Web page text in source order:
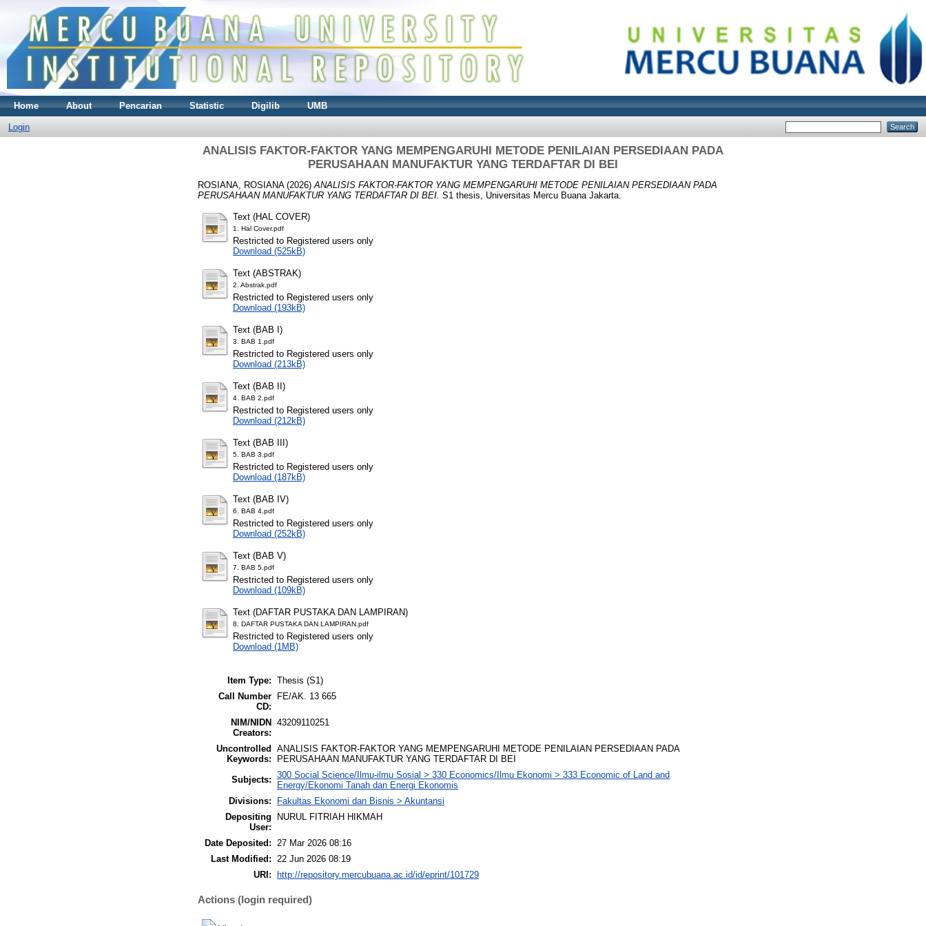
Home About Pencarian Statistic Digilib UMB
Login
ANALISIS FAKTOR-FAKTOR YANG MEMPENGARUHI METODE PENILAIAN PERSEDIAAN PADA
PERUSAHAAN MANUFAKTUR YANG TERDAFTAR DI BEI
ROSIANA, ROSIANA(2026)ANALISIS FAKTOR-FAKTOR YANG MEMPENGARUHI METODE PENILAIAN PERSEDIAAN PADA
PERUSAHAAN MANUFAKTUR YANG TERDAFTAR DI BEI. S1 thesis, Universitas Mercu Buana Jakarta.
Text (HAL COVER)
1. Hal Cover.pdf
Restricted to Registered users only
Download (525kB)
Text (ABSTRAK)
2. Abstrak.pdf
Restricted to Registered users only
Download (193kB)
Text (BAB I)
3. BAB 1.pdf
Restricted to Registered users only
Download (213kB)
Text (BAB II)
4. BAB 2.pdf
Restricted to Registered users only
Download (212kB)
Text (BAB III)
5. BAB 3.pdf
Restricted to Registered users only
Download (187kB)
Text (BAB IV)
6. BAB 4.pdf
Restricted to Registered users only
Download (252kB)
Text (BAB V)
7. BAB 5.pdf
Restricted to Registered users only
Download (109kB)
Text (DAFTAR PUSTAKA DAN LAMPIRAN)
8. DAFTAR PUSTAKA DAN LAMPIRAN.pdf
Restricted to Registered users only
Download (1MB)
Item Type: Thesis (S1)
Call Number
CD:
FE/AK. 13 665
NIM/NIDN
Creators:
43209110251
Uncontrolled
Keywords:
ANALISIS FAKTOR-FAKTOR YANG MEMPENGARUHI METODE PENILAIAN PERSEDIAAN PADA
PERUSAHAAN MANUFAKTUR YANG TERDAFTAR DI BEI
Subjects: 300 Social Science/Ilmu-ilmu Sosial > 330 Economics/Ilmu Ekonomi > 333 Economic of Land and
Energy/Ekonomi Tanah dan Energi Ekonomis
Divisions:
Fakultas Ekonomi dan Bisnis > Akuntansi
Depositing
User:
NURUL FITRIAH HIKMAH
Date Deposited: 27 Mar 2026 08:16
Last Modified: 22 Jun 2026 08:19
URI:
http://repository.mercubuana.ac.id/id/eprint/101729
Actions (login required)